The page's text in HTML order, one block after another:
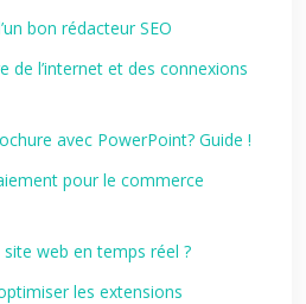
bon rédacteur SEO
de l’internet et des connexions
avec PowerPoint? Guide !
pour le commerce
web en temps réel ?
les extensions